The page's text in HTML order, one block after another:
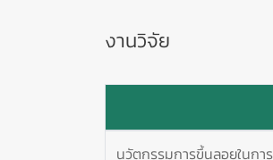
งานวิจัย
นวัตกรรมการขึ้นลอยในกา